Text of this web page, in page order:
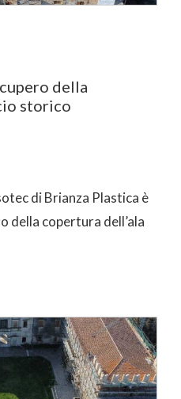
della
storico
di Brianza Plastica è
della copertura dell’ala